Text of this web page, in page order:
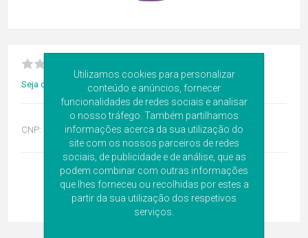
Seja o primeiro a avaliar este produto
CNP: 6251181
Utilizamos cookies para personalizar
conteúdo e anúncios, fornecer
funcionalidades de redes sociais e analisar
o nosso tráfego. Também partilhamos
informações acerca da sua utilização do
site com os nossos parceiros de redes
sociais, de publicidade e de análise, que as
podem combinar com outras informações
que lhes forneceu ou recolhidas por estes a
partir da sua utilização dos respetivos
serviços.